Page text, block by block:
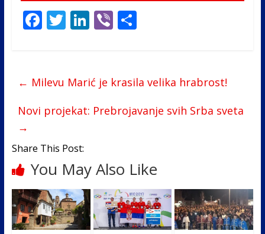
F
ac
b
o
o
T
w
er
Li
n
e
dI
n
Vi
b
S
e
← Milevu Marić je krasila velika hrabrost!
Novi projekat: Prebrojavanje svih Srba sveta
→
Share This Post:
You May Also Like